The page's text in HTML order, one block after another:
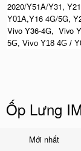
2020/Y51A/Y31,
Y01A,Y16 4G/5G,
Vivo Y36-4G, Vivo
5G, Vivo Y18 4G /
Ốp Lưng
Mới nhất